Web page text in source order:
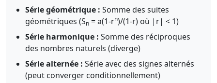
Série géométrique : Somme des suites
géométriques (Sn = a(1-rn)/(1-r) où |r| < 1)
Série harmonique : Somme des réciproques
des nombres naturels (diverge)
Série alternée : Série avec des signes alternés
(peut converger conditionnellement)